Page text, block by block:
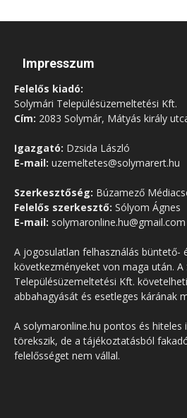
Impresszum
Felelős kiadó:
Solymári Településüzemeltetési Kft.
Cím: 2083 Solymár, Mátyás király
Igazgató: Dzsida László
E-mail: uzemeltetes@solymarert.hu
Szerkesztőség: Búzamező
Felelős szerkesztő: Sólyom Ágnes
E-mail: solymaronline.hu@gmail.com
A jogosulatlan felhasználás büntető-
következményeket von maga után. A
Településüzemeltetési Kft.
abbahagyását és esetleges kárának
A solymaronline.hu pontos és hiteles
törekszik, de a tájékoztatásból
felelősséget nem vállal.